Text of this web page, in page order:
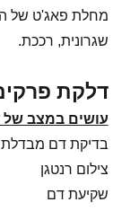
מחלת פאג'ט של
שגרונית, רככת.
דלקת
עושים במצב של
בדיקת דם מבדלת
צילום רנטגן
שקיעת דם